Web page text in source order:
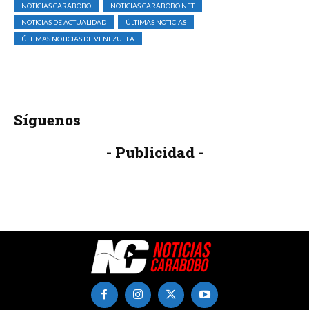
NOTICIAS CARABOBO
NOTICIAS CARABOBO NET
NOTICIAS DE ACTUALIDAD
ÚLTIMAS NOTICIAS
ÚLTIMAS NOTICIAS DE VENEZUELA
Síguenos
- Publicidad -